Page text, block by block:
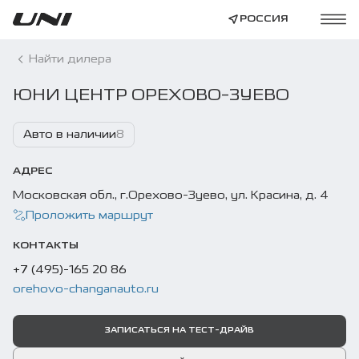
РОССИЯ
Найти дилера
ЮНИ ЦЕНТР ОРЕХОВО-ЗУЕВО
Авто в наличии8
АДРЕС
Московская обл., г.Орехово-Зуево, ул. Красина, д. 4
Проложить маршрут
КОНТАКТЫ
+7 (495)-165 20 86
orehovo-changanauto.ru
ЗАПИСАТЬСЯ НА ТЕСТ-ДРАЙВ